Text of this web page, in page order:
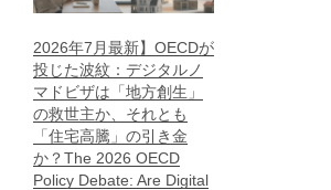
2026年7月最新】OECDが
投じた波紋：デジタルノ
マドビザは「地方創生」
の救世主か、それとも
「住宅高騰」の引き金
か？The 2026 OECD
Policy Debate: Are Digital